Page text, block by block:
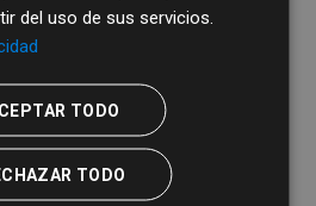
Provincia de Salamanca
registrados en el
de Castilla y León de la Provincia de
del uso de sus servicios.
TODO
TODO